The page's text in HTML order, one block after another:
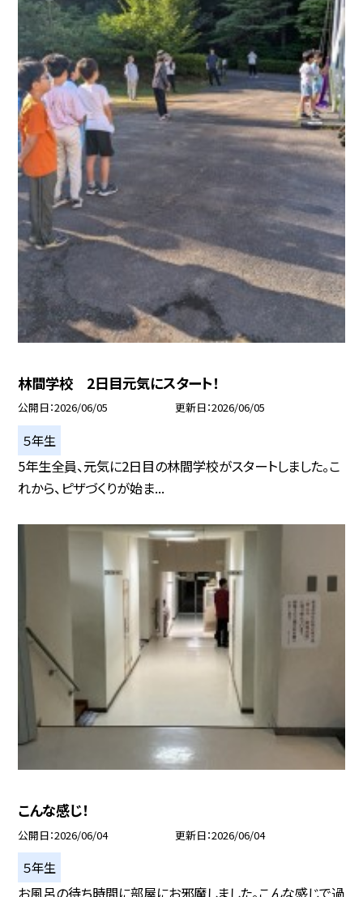
林間学校 2日目元気にスタート！
公開日 2026/06/05 更新日 2026/06/05
５年生
5年生全員、元気に2日目の林間学校がスタートしました。こ
れから、ピザづくりが始ま...
こんな感じ！
公開日 2026/06/04 更新日 2026/06/04
５年生
お風呂の待ち時間に部屋にお邪魔しました。こんな感じで過